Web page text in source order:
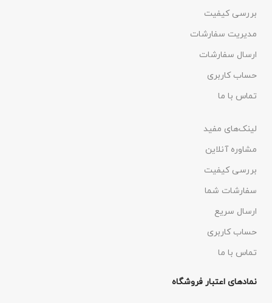
بررسی کیفیت
مدیریت سفارشات
ارسال سفارشات
حساب کاربری
تماس با ما
لینک‌های مفید
مشاوره آنلاین
بررسی کیفیت
سفارشات شما
ارسال سریع
حساب کاربری
تماس با ما
نمادهای اعتبار فروشگاه